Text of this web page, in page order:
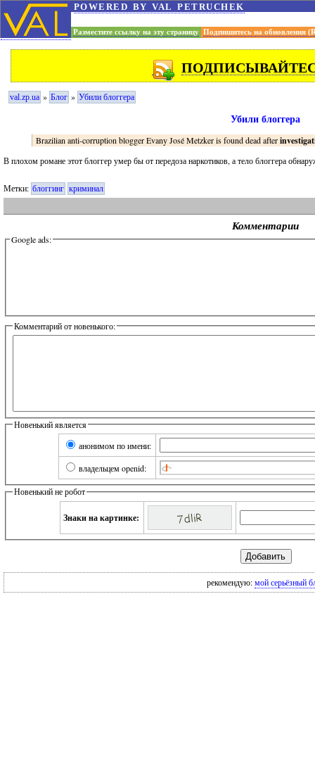
powered by val petruchek
Разместите ссылку на эту страницу Подпишитесь на обновления
val.zp.ua » Блог » Убили блоггера
Убили блоггера
Brazilian anti-corruption blogger Evany José Metzker is found dead after
В плохом романе этот блоггер умер бы от передоза наркотиков, а тело блоггера
Метки: блоггинг криминал
Комментарии
Google ads:
Комментарий от новенького:
Новенький является
анонимом по имени:
владельцем openid:
Новенький не робот
Знаки на картинке:
рекомендую: мой серьёзный